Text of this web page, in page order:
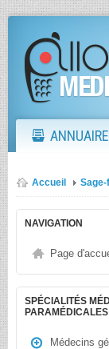
ANNUAIRE
Accueil
NAVIGATION
Page
SPÉCIALITÉS
PARAMÉDICALES
Médecins